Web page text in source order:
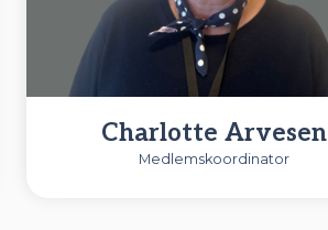
Charlotte Arvesen
Medlemskoordinator